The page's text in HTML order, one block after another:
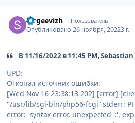
sergeevizh Пользователь
Опубликовано26 ноября, 20223 г.
В 11/16/2022 в 11:45 PM, Sebastian
UPD:
Откопал источник ошибки:
[Wed Nov 16 23:38:13 202] [error]
"/usr/lib/cgi-bin/php56-fcgi" stderr:
error: syntax error, unexpected ':',